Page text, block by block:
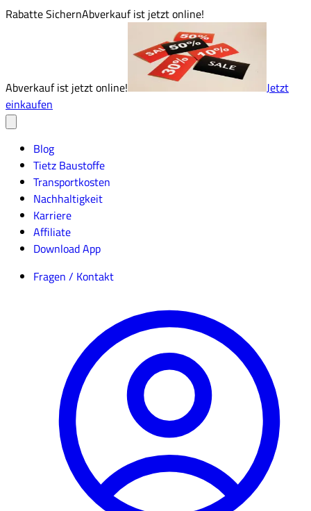
Rabatte SichernAbverkauf ist jetzt online!
Abverkauf ist jetzt online!
Jetzt
einkaufen
Blog
Tietz Baustoffe
Transportkosten
Nachhaltigkeit
Karriere
Affiliate
Download App
Fragen / Kontakt